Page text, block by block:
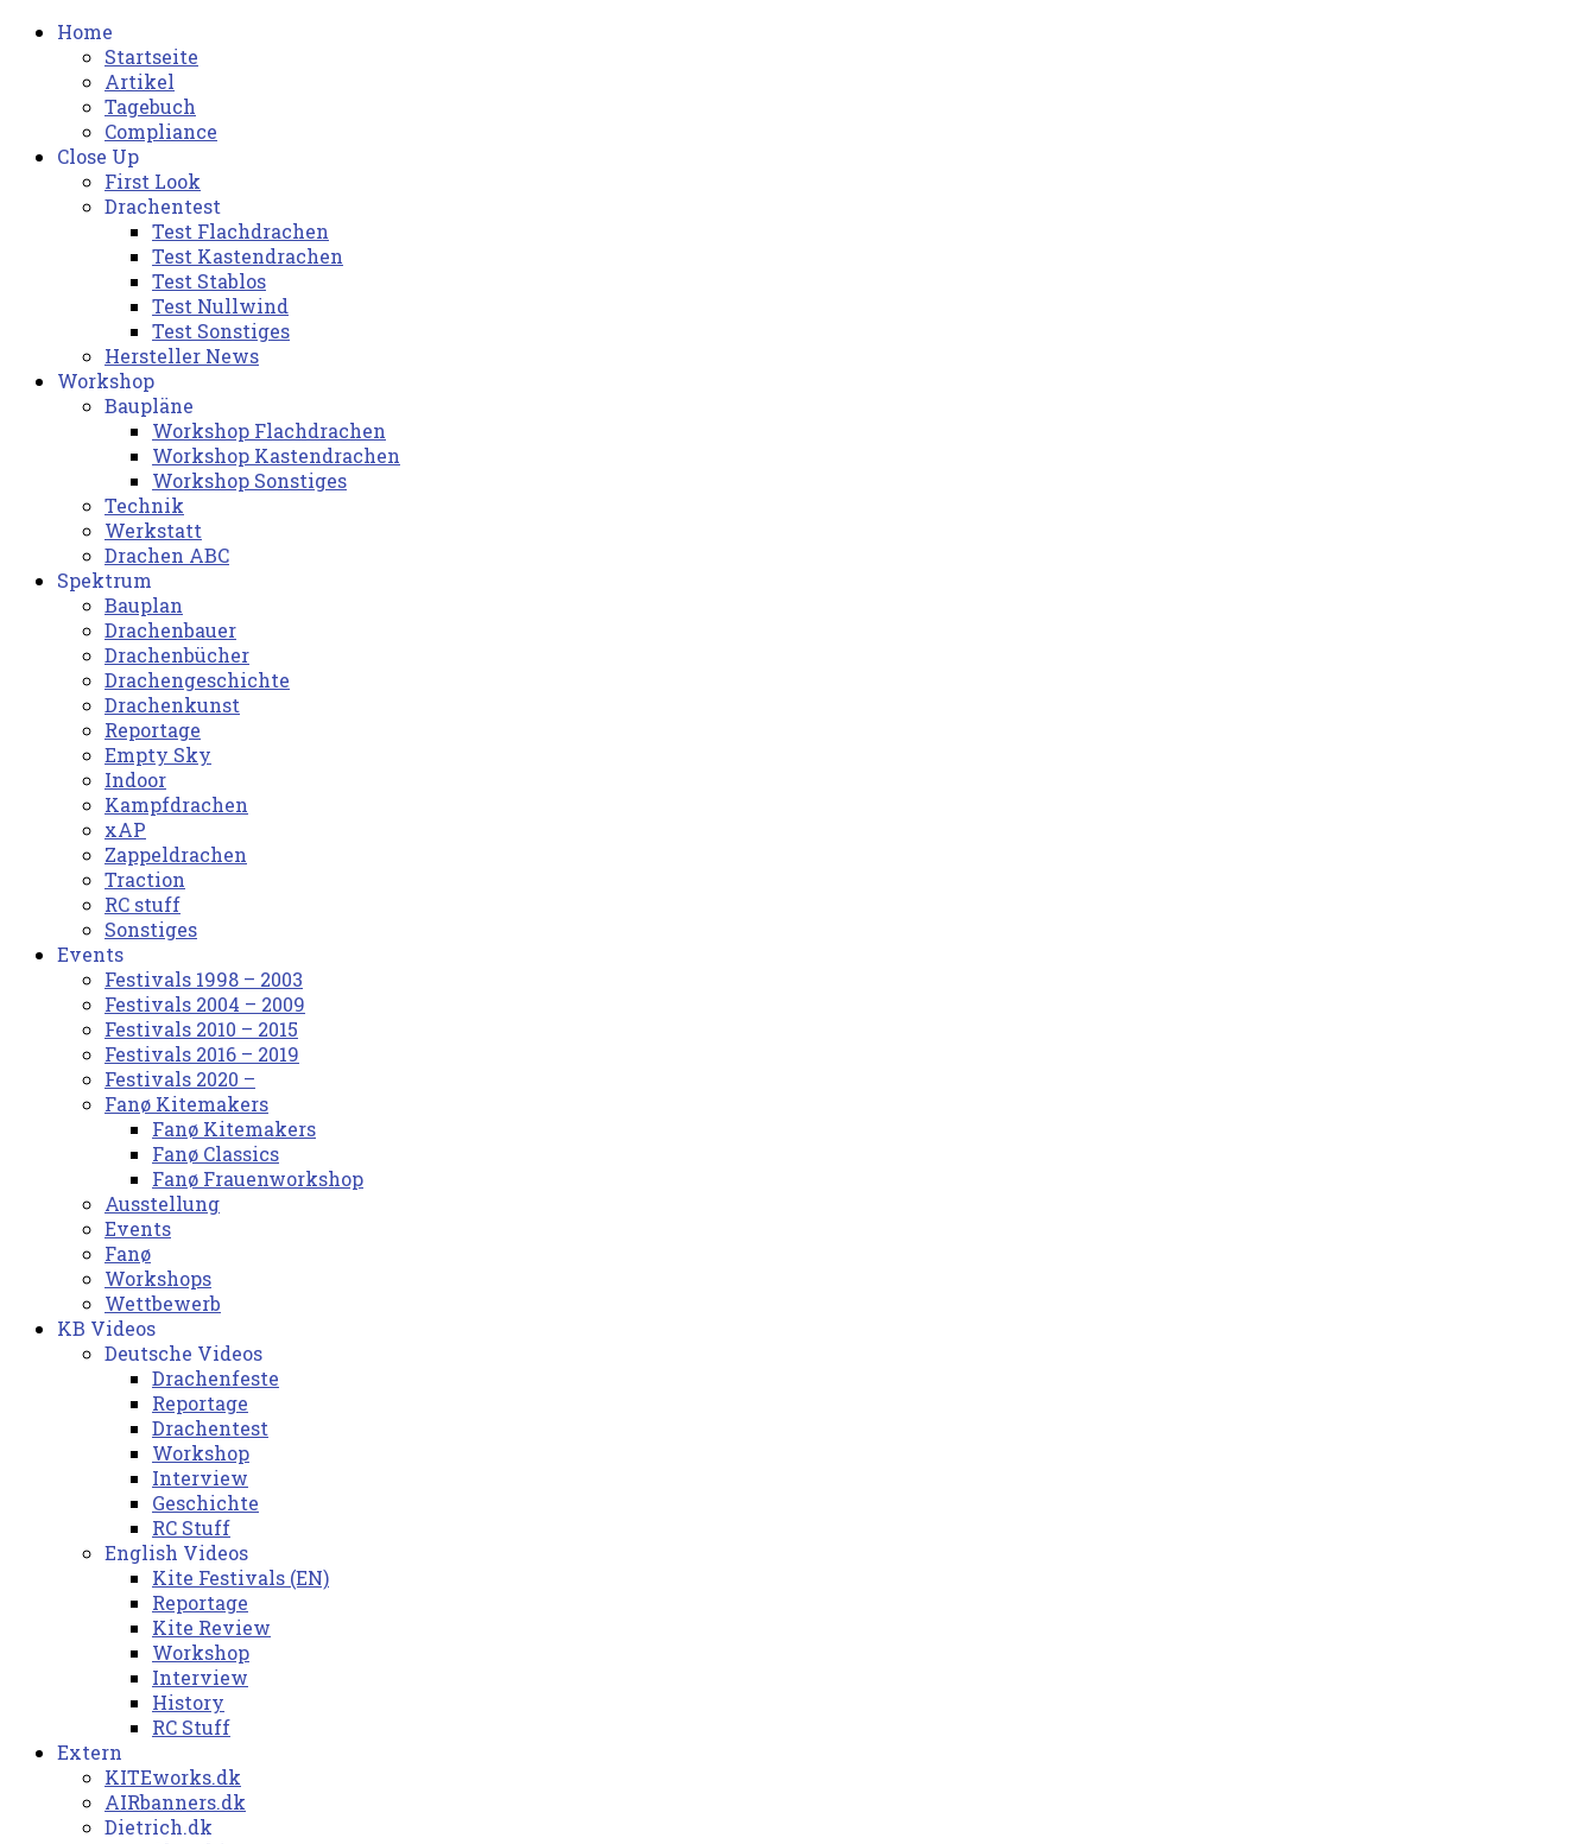
Home
Startseite
Artikel
Tagebuch
Compliance
Close Up
First Look
Drachentest
Test Flachdrachen
Test Kastendrachen
Test Stablos
Test Nullwind
Test Sonstiges
Hersteller News
Workshop
Baupläne
Workshop Flachdrachen
Workshop Kastendrachen
Workshop Sonstiges
Technik
Werkstatt
Drachen ABC
Spektrum
Bauplan
Drachenbauer
Drachenbücher
Drachengeschichte
Drachenkunst
Reportage
Empty Sky
Indoor
Kampfdrachen
xAP
Zappeldrachen
Traction
RC stuff
Sonstiges
Events
Festivals 1998 – 2003
Festivals 2004 – 2009
Festivals 2010 – 2015
Festivals 2016 – 2019
Festivals 2020 –
Fanø Kitemakers
Fanø Kitemakers
Fanø Classics
Fanø Frauenworkshop
Ausstellung
Events
Fanø
Workshops
Wettbewerb
KB Videos
Deutsche Videos
Drachenfeste
Reportage
Drachentest
Workshop
Interview
Geschichte
RC Stuff
English Videos
Kite Festivals (EN)
Reportage
Kite Review
Workshop
Interview
History
RC Stuff
Extern
KITEworks.dk
AIRbanners.dk
Dietrich.dk